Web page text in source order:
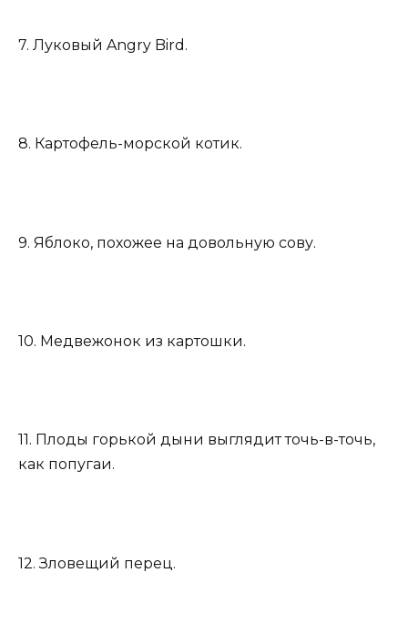
7. Луковый Angry Bird.
8. Картофель-морской котик.
9. Яблоко, похожее на довольную сову.
10. Медвежонок из картошки.
11. Плоды горькой дыни выглядит точь-в-точь,
как попугаи.
12. Зловещий перец.